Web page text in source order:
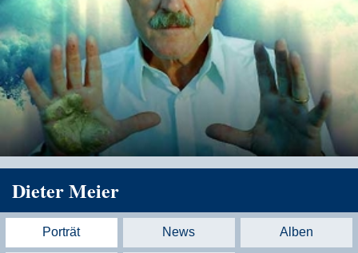
Dieter Meier
Porträt News Alben